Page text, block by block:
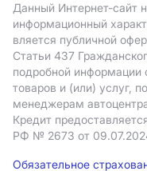
Данный Интернет-сайт
информационный
вляется публичной
Статьи 437
подробной информации
товаров и (или) услуг,
менеджерам
Кредит
РФ № 2673 от
Обязательное